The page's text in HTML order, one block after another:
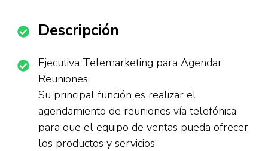
Descripción
Ejecutiva Telemarketing para Agendar
Reuniones
Su principal función es realizar el
agendamiento de reuniones vía telefónica
para que el equipo de ventas pueda ofrecer
los productos y servicios